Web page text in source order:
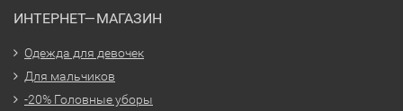
ИНТЕРНЕТ—МАГАЗИН
Одежда для девочек
Для мальчиков
-20% Головные уборы